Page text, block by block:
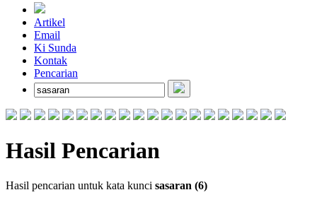
Artikel
Email
Ki Sunda
Kontak
Pencarian
Hasil Pencarian
Hasil pencarian untuk kata kunci sasaran (6)